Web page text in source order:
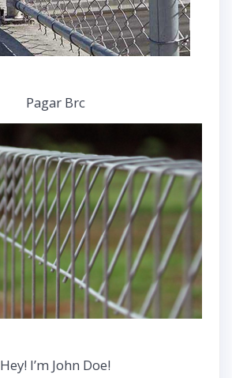
Pagar Brc
Hey! I’m John Doe!